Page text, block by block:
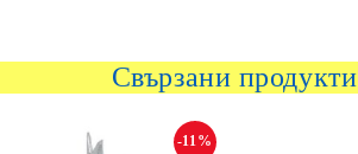
Свързани продукти
-11%